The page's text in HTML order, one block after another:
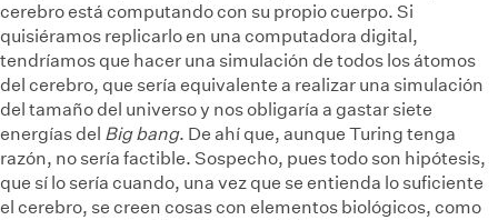
cerebro está computando con su propio cuerpo. Si
quisiéramos replicarlo en una computadora digital,
tendríamos que hacer una simulación de todos los átomos
del cerebro, que sería equivalente a realizar una simulación
del tamaño del universo y nos obligaría a gastar siete
energías del Big bang. De ahí que, aunque Turing tenga
razón, no sería factible. Sospecho, pues todo son hipótesis,
que sí lo sería cuando, una vez que se entienda lo suficiente
el cerebro, se creen cosas con elementos biológicos, como